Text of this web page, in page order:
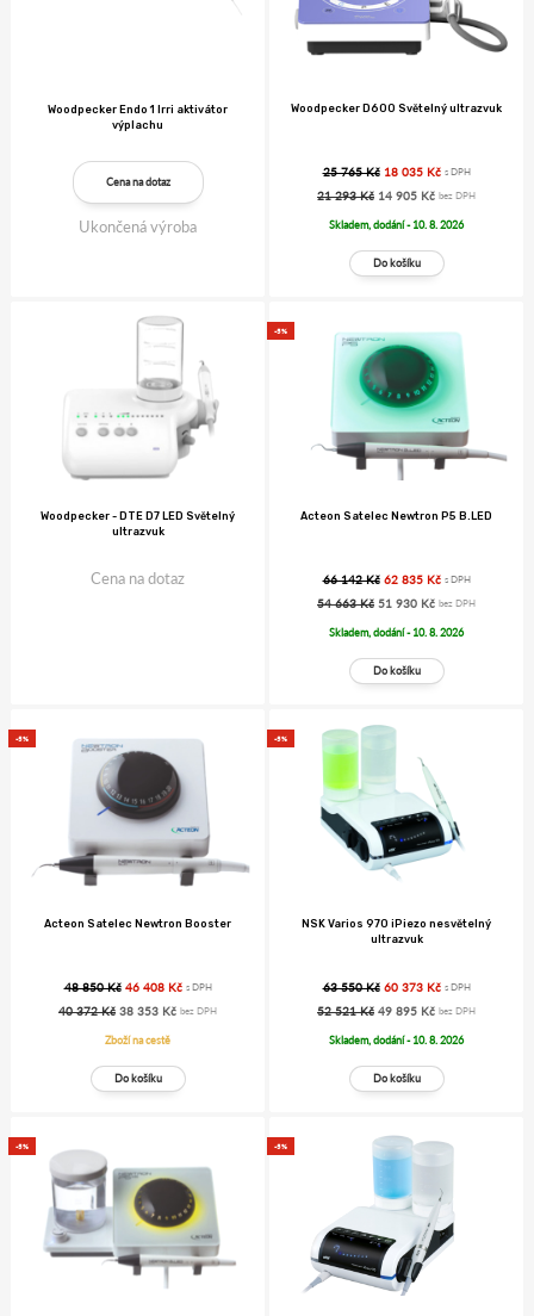
Woodpecker Endo 1 Irri aktivátor
výplachu
Cena na dotaz
Ukončená výroba
Woodpecker D600 Světelný ultrazvuk
25 765 Kč 18 035 Kč s DPH
21 293 Kč 14 905 Kč bez DPH
Skladem, dodání - 10. 8. 2026
Woodpecker - DTE D7 LED Světelný
ultrazvuk
Cena na dotaz
-5%
Acteon Satelec Newtron P5 B.LED
66 142 Kč 62 835 Kč s DPH
54 663 Kč 51 930 Kč bez DPH
Skladem, dodání - 10. 8. 2026
-5%
Acteon Satelec Newtron Booster
48 850 Kč 46 408 Kč s DPH
40 372 Kč 38 353 Kč bez DPH
Zboží na cestě
-5%
NSK Varios 970 iPiezo nesvětelný
ultrazvuk
63 550 Kč 60 373 Kč s DPH
52 521 Kč 49 895 Kč bez DPH
Skladem, dodání - 10. 8. 2026
-5% -5%